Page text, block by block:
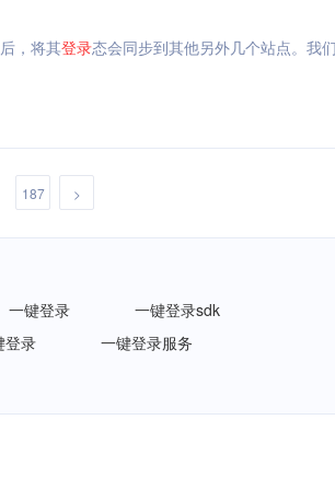
后，将其登录态会同步到其他另外几个站点。我
187 >
一键登录
一键登录sdk
登录
一键登录服务